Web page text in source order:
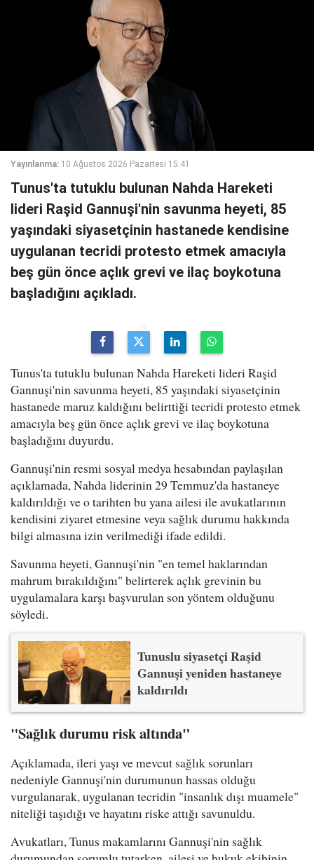
Yayınlanma: 10 Ağustos 2026 Pazartesi 15:41
Tunus'ta tutuklu bulunan Nahda Hareketi
lideri Raşid Gannuşi'nin savunma heyeti, 85
yaşındaki siyasetçinin hastanede kendisine
uygulanan tecridi protesto etmek amacıyla
beş gün önce açlık grevi ve ilaç boykotuna
başladığını açıkladı.
Tunus'ta tutuklu bulunan Nahda Hareketi lideri Raşid
Gannuşi'nin savunma heyeti, 85 yaşındaki siyasetçinin
hastanede maruz kaldığını belirttiği tecridi protesto etmek
amacıyla beş gün önce açlık grevi ve ilaç boykotuna
başladığını duyurdu.
Gannuşi'nin resmi sosyal medya hesabından paylaşılan
açıklamada, Nahda liderinin 29 Temmuz'da hastaneye
kaldırıldığı ve o tarihten bu yana ailesi ile avukatlarının
kendisini ziyaret etmesine veya sağlık durumu hakkında
bilgi almasına izin verilmediği ifade edildi.
Savunma heyeti, Gannuşi'nin "en temel haklarından
mahrum bırakıldığını" belirterek açlık grevinin bu
uygulamalara karşı başvurulan son yöntem olduğunu
söyledi.
Tunuslu siyasetçi Raşid
Gannuşi yeniden hastaneye
kaldırıldı
"Sağlık durumu risk altında"
Açıklamada, ileri yaşı ve mevcut sağlık sorunları
nedeniyle Gannuşi'nin durumunun hassas olduğu
vurgulanarak, uygulanan tecridin "insanlık dışı muamele"
niteliği taşıdığı ve hayatını riske attığı savunuldu.
Avukatları, Tunus makamlarını Gannuşi'nin sağlık